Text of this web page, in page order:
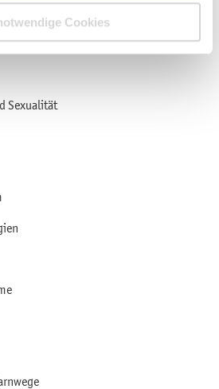
Cookies
Sexualität